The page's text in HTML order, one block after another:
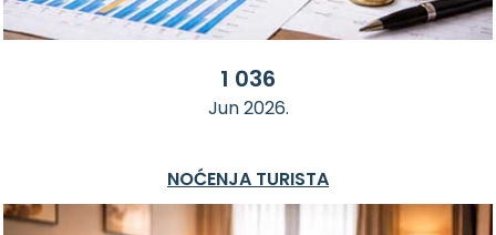
1 036
Jun 2026.
NOĆENJA TURISTA